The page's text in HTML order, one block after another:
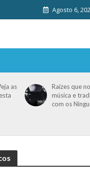
Agosto 6,
as
Raízes que
música e
com os